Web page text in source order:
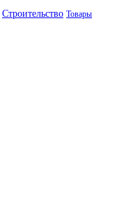
Строительство Товары